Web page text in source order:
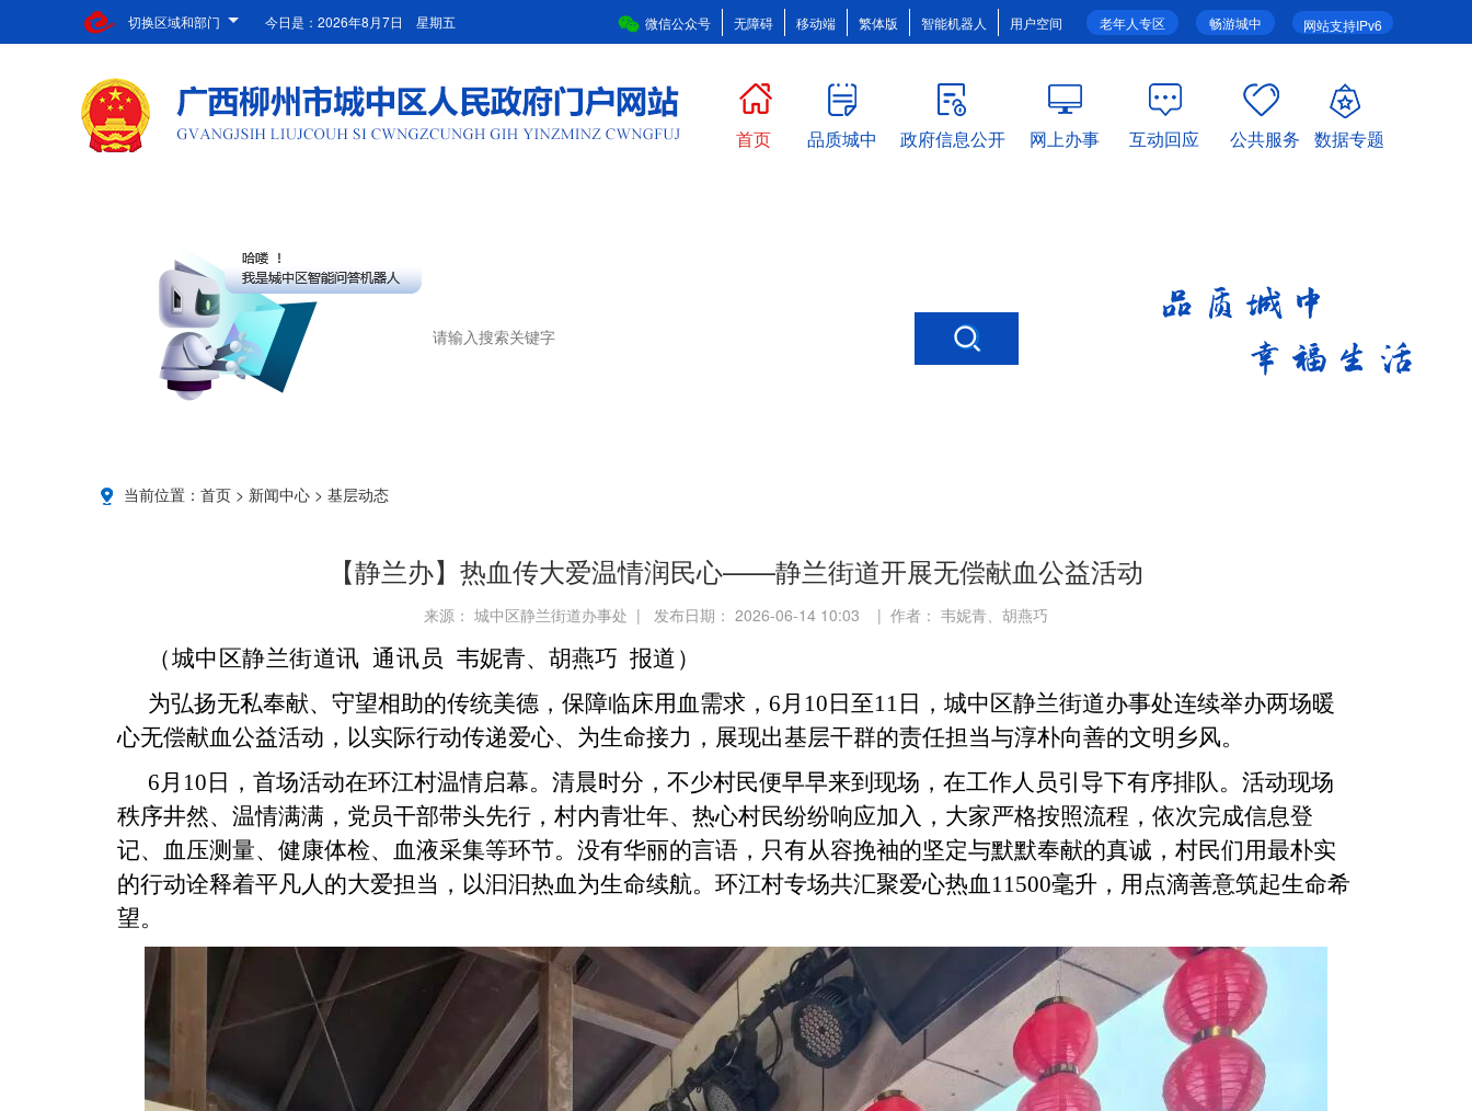
切换区域和部门 网站支持IPv6
畅游城中
老年人专区
微信公众号 无障碍 移动端 繁体版 智能机器人 用户空间
今日是： 2026年8月7日 星期五
首页 品质城中 政府信息公开 网上办事 互动回应 公共服务 数据专题
当前位置： 首页 > 新闻中心 > 基层动态
【静兰办】热血传大爱温情润民心——静兰街道开展无偿献血公益活动
来源： 城中区静兰街道办事处 | 发布日期： 2026-06-14 10:03 | 作者： 韦妮青、胡燕巧
（城中区静兰街道讯 通讯员 韦妮青、 胡燕巧 报道）
为弘扬无私奉献、守望相助的传统美德，保障临床用血需求，6月10日至11日，城中区静兰街道办事处连续举办两场暖
心无偿献血公益活动，以实际行动传递爱心、为生命接力，展现出基层干群的责任担当与淳朴向善的文明乡风。
6月10日，首场活动在环江村温情启幕。清晨时分，不少村民便早早来到现场，在工作人员引导下有序排队。活动现场
秩序井然、温情满满，党员干部带头先行，村内青壮年、热心村民纷纷响应加入，大家严格按照流程，依次完成信息登
记、血压测量、健康体检、血液采集等环节。没有华丽的言语，只有从容挽袖的坚定与默默奉献的真诚，村民们用最朴实
的行动诠释着平凡人的大爱担当，以汩汩热血为生命续航。环江村专场共汇聚爱心热血11500毫升，用点滴善意筑起生命希
望。